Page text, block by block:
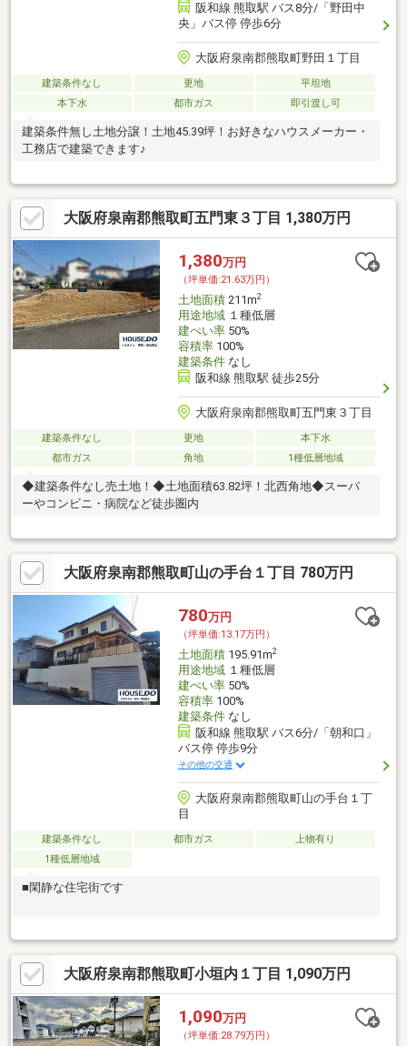
阪和線 熊取駅 バス8分/「野田中
央」バス停 停歩6分
大阪府泉南郡熊取町野田１丁目
建築条件なし 更地
平坦地
本下水
都市ガス 即引渡し可
建築条件無し土地分譲！土地45.39坪！お好きなハウスメーカー・
工務店で建築できます♪
大阪府泉南郡熊取町五門東３丁目 1,380万円
1,380万円
（坪単価:21.63万円）
土地面積211m2
用途地域１種低層
建ぺい率50%
容積率100%
建築条件なし
阪和線 熊取駅 徒歩25分
大阪府泉南郡熊取町五門東３丁目
建築条件なし 更地
本下水
都市ガス
角地 1種低層地域
◆建築条件なし売土地！◆土地面積63.82坪！北西角地◆スーパ
ーやコンビニ・病院など徒歩圏内
大阪府泉南郡熊取町山の手台１丁目 780万円
780万円
（坪単価:13.17万円）
土地面積195.91m2
用途地域１種低層
建ぺい率50%
容積率100%
建築条件なし
阪和線 熊取駅 バス6分/「朝和口」
バス停 停歩9分
その他の交通
大阪府泉南郡熊取町山の手台１丁
目
建築条件なし 都市ガス
上物有り
1種低層地域
■閑静な住宅街です
大阪府泉南郡熊取町小垣内１丁目 1,090万円
1,090万円
（坪単価:28.79万円）